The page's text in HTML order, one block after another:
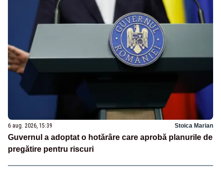
6 aug. 2026, 15:39 Stoica Marian
Guvernul a adoptat o hotărâre care aprobă planurile de
pregătire pentru riscuri